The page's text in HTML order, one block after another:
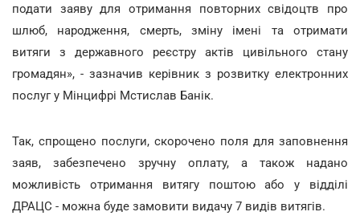
подати заяву для отримання повторних свідоцтв про
шлюб, народження, смерть, зміну імені та отримати
витяги з державного реєстру актів цивільного стану
громадян», - зазначив керівник з розвитку електронних
послуг у Мінцифрі Мстислав Банік.
Так, спрощено послуги, скорочено поля для заповнення
заяв, забезпечено зручну оплату, а також надано
можливість отримання витягу поштою або у відділі
ДРАЦС - можна буде замовити видачу 7 видів витягів.